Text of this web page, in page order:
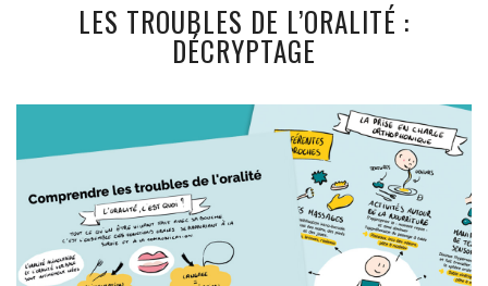
LES TROUBLES DE L’ORALITÉ :
DÉCRYPTAGE